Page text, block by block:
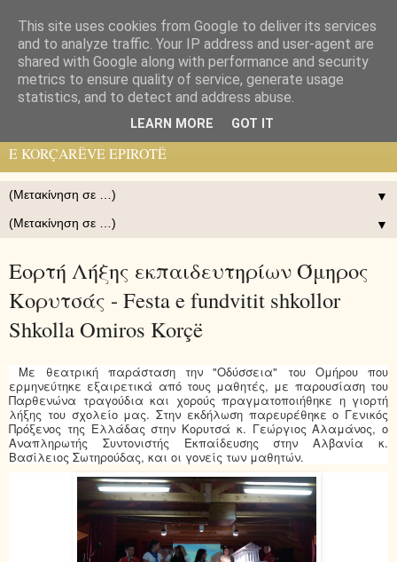
Pelasgos K.
ΗΛΕΚΤΡΟΝΙΚΉ ΕΦΗΜΕΡΙΣ ΠΟΛΙΤΙΣΤΙΚΉ ΙΣΤΟΡΙΚΉ
ΟΡΘΌΔΟΞΗ ΤΩΝ ΚΟΡΥΤΣΑΙΩΝ ΗΠΕΙΡΩΤΏΝ - GAZETË
ELEKTRONIKE, KULTURORE, HISTORIKE, ORTHODHOKSE
E KORÇARËVE EPIROTË
▼
▼
Εορτή Λήξης εκπαιδευτηρίων Όμηρος
Κορυτσάς - Festa e fundvitit shkollor
Shkolla Omiros Korçë
Με θεατρική παράσταση την "Οδύσσεια" του Ομήρου που
ερμηνεύτηκε εξαιρετικά από τους μαθητές, με παρουσίαση του
Παρθενώνα τραγούδια και χορούς πραγματοποιήθηκε η γιορτή
λήξης του σχολείο μας. Στην εκδήλωση παρευρέθηκε ο Γενικός
Πρόξενος της Ελλάδας στην Κορυτσά κ. Γεώργιος Αλαμάνος, ο
Αναπληρωτής Συντονιστής Εκπαίδευσης στην Αλβανία κ.
Βασίλειος Σωτηρούδας, και οι γονείς των μαθητών.
This site uses cookies from Google to deliver its services
and to analyze traffic. Your IP address and user-agent are
shared with Google along with performance and security
metrics to ensure quality of service, generate usage
statistics, and to detect and address abuse.
LEARN MORE GOT IT